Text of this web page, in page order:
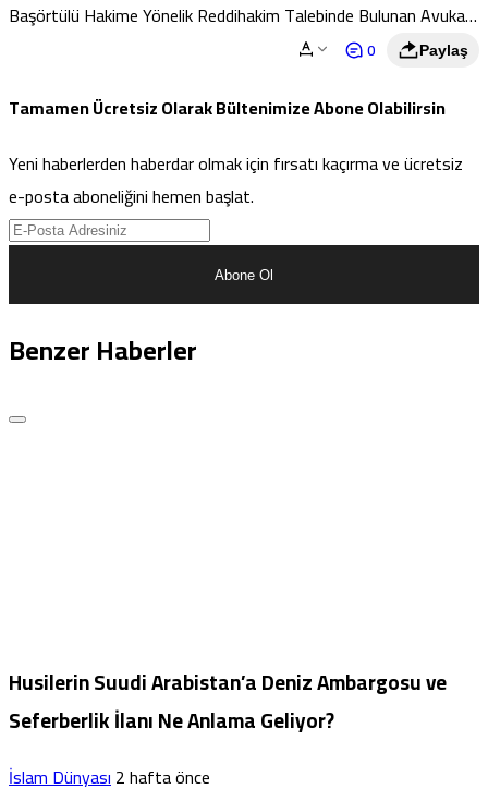
Başörtülü Hakime Yönelik Reddihakim Talebinde Bulunan Avukat
0 Paylaş
Tamamen Ücretsiz Olarak Bültenimize Abone Olabilirsin
Yeni haberlerden haberdar olmak için fırsatı kaçırma ve ücretsiz
e-posta aboneliğini hemen başlat.
Abone Ol
Benzer Haberler
Husilerin Suudi Arabistan’a Deniz Ambargosu ve
Seferberlik İlanı Ne Anlama Geliyor?
İslam Dünyası2 hafta önce